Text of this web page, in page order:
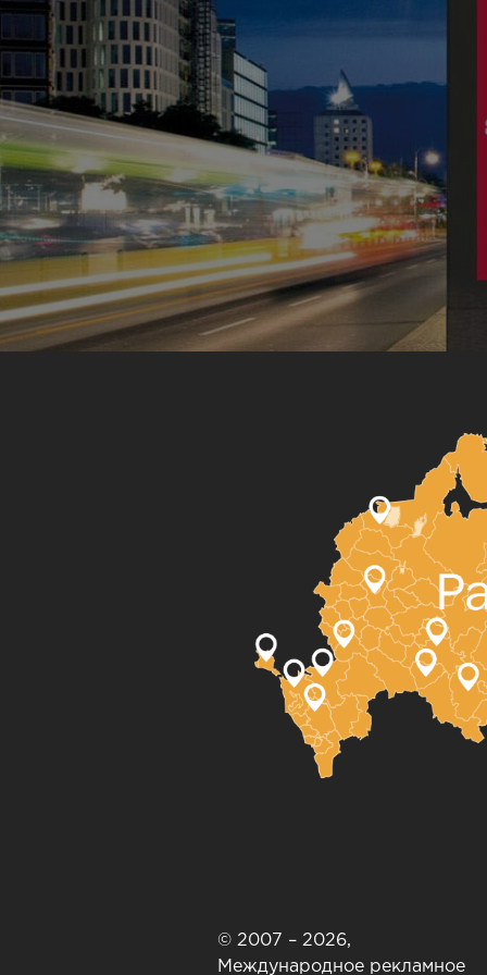
© 2007 – 2026,
Международное рекламное